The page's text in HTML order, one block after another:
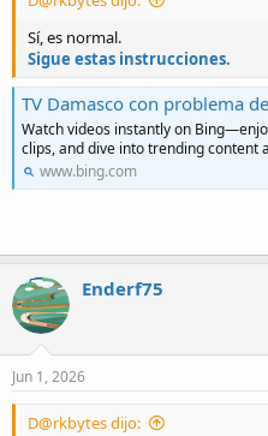
Sí, es normal.
Sigue estas instrucciones.
TV Damasco con problema
Watch videos instantly on
clips, and dive into trending content
www.bing.com
Enderf75
Jun 1, 2026
D@rkbytes dijo: